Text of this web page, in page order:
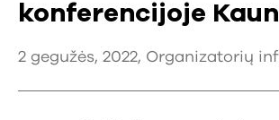
konferencijoje
2 gegužės, 2022, Organizatorių